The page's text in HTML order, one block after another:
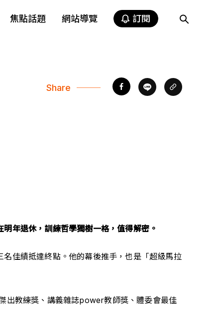
焦點話題 網站導覽 訂閱
Share
年退休，訓練哲學獨樹一格，值得解密。
佳績抵達終點。他的幕後推手，也是「超級馬拉
出教練獎、講義雜誌power教師獎、體委會最佳